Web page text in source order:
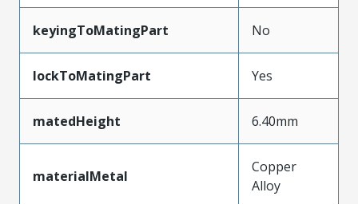
keyingToMatingPart No
lockToMatingPart Yes
matedHeight 6.40mm
materialMetal
Copper
Alloy